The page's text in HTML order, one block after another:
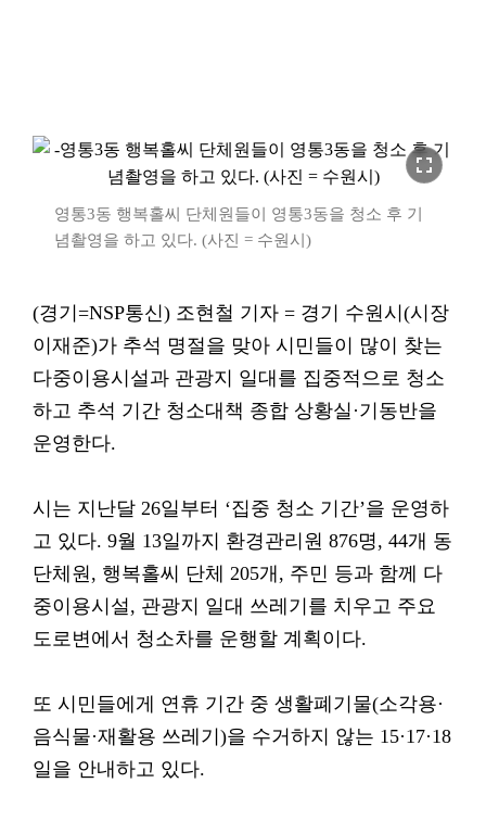
fullscreen
영통3동 행복홀씨 단체원들이 영통3동을 청소 후 기
념촬영을 하고 있다. (사진 = 수원시)
(경기=NSP통신) 조현철 기자 = 경기 수원시(시장
이재준)가 추석 명절을 맞아 시민들이 많이 찾는
다중이용시설과 관광지 일대를 집중적으로 청소
하고 추석 기간 청소대책 종합 상황실·기동반을
운영한다.
시는 지난달 26일부터 ‘집중 청소 기간’을 운영하
고 있다. 9월 13일까지 환경관리원 876명, 44개 동
단체원, 행복홀씨 단체 205개, 주민 등과 함께 다
중이용시설, 관광지 일대 쓰레기를 치우고 주요
도로변에서 청소차를 운행할 계획이다.
또 시민들에게 연휴 기간 중 생활폐기물(소각용·
음식물·재활용 쓰레기)을 수거하지 않는 15·17·18
일을 안내하고 있다.